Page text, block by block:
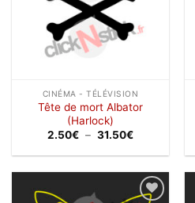
CINÉMA - TÉLÉVISION
Tête de mort Albator
(Harlock)
2.50€ – 31.50€Plage
prix :
à
31.50€